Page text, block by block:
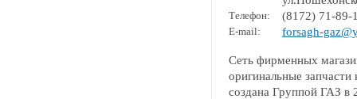
Телефон: (8172) 71-89-
E-mail: forsagh-
Cеть фирменных
оригинальные
создана Группой ГАЗ в